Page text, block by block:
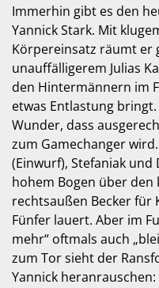
Immerhin gibt es den
Yannick Stark. Mit
Körpereinsatz räumt er
unauffälligerem Julias
den Hintermännern im
etwas Entlastung
Wunder, dass
zum Gamechanger
(Einwurf), Stefaniak
hohem Bogen über
rechtsaußen Becker für
Fünfer lauert. Aber im
mehr“ oftmals auch
zum Tor sieht der
Yannick